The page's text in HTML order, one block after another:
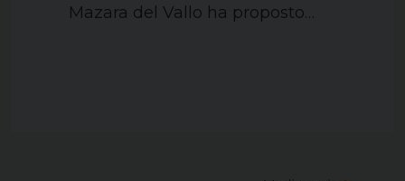
Mazara del Vallo ha proposto…